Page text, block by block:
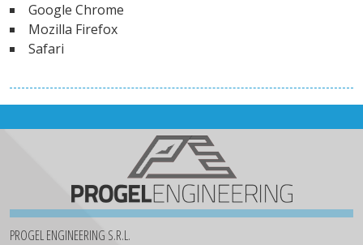
Google Chrome
Mozilla Firefox
Safari
PROGEL ENGINEERING S.R.L.